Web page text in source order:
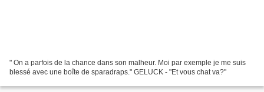
" On a parfois de la chance dans son malheur. Moi par exemple je me suis
blessé avec une boîte de sparadraps." GELUCK - "Et vous chat va?"